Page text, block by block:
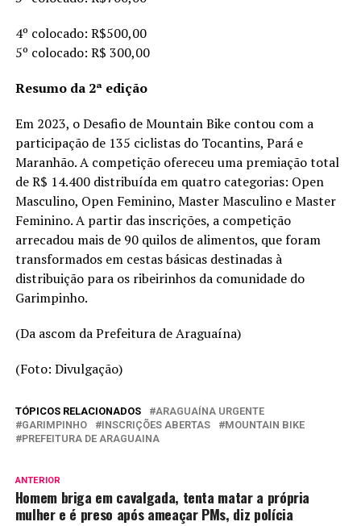
4º colocado: R$500,00
5º colocado: R$ 300,00
Resumo da 2ª edição
Em 2023, o Desafio de Mountain Bike contou com a
participação de 135 ciclistas do Tocantins, Pará e
Maranhão. A competição ofereceu uma premiação total
de R$ 14.400 distribuída em quatro categorias: Open
Masculino, Open Feminino, Master Masculino e Master
Feminino. A partir das inscrições, a competição
arrecadou mais de 90 quilos de alimentos, que foram
transformados em cestas básicas destinadas à
distribuição para os ribeirinhos da comunidade do
Garimpinho.
(Da ascom da Prefeitura de Araguaína)
(Foto: Divulgação)
TÓPICOS RELACIONADOS
ARAGUAÍNA URGENTE
GARIMPINHO
INSCRIÇÕES ABERTAS
MOUNTAIN BIKE
PREFEITURA DE ARAGUAINA
ANTERIOR
Homem briga em cavalgada, tenta matar a própria
mulher e é preso após ameaçar PMs, diz polícia